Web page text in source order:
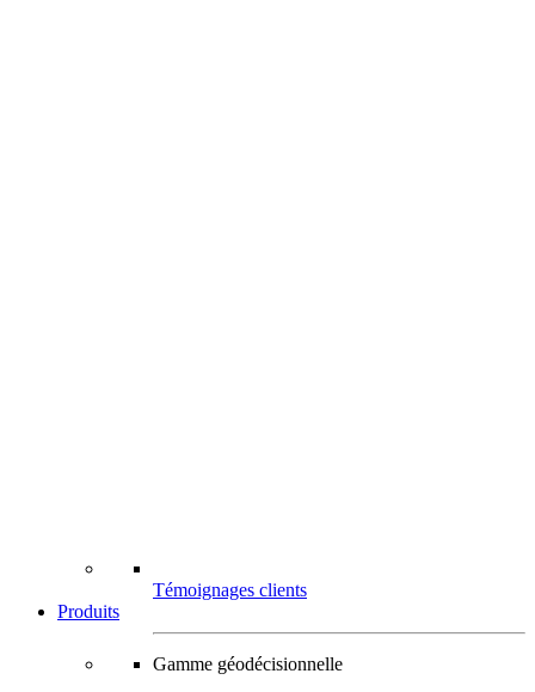
Témoignages clients
Produits
Gamme géodécisionnelle